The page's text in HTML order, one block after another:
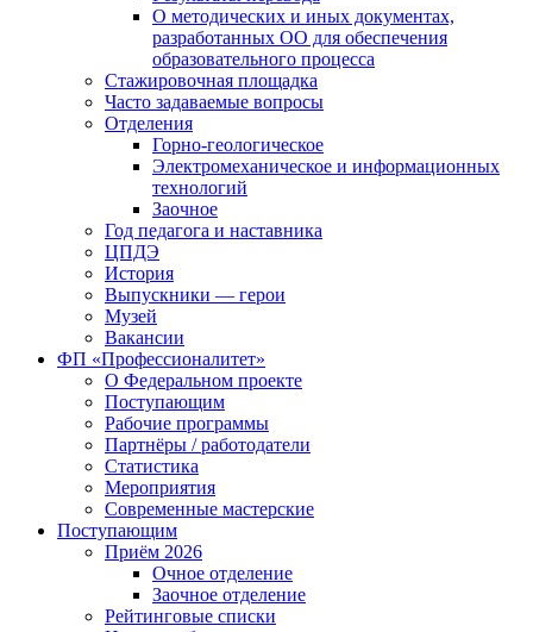
О методических и иных документах,
разработанных ОО для обеспечения
образовательного процесса
Стажировочная площадка
Часто задаваемые вопросы
Отделения
Горно-геологическое
Электромеханическое и информационных
технологий
Заочное
Год педагога и наставника
ЦПДЭ
История
Выпускники — герои
Музей
Вакансии
ФП «Профессионалитет»
О Федеральном проекте
Поступающим
Рабочие программы
Партнёры / работодатели
Статистика
Мероприятия
Современные мастерские
Поступающим
Приём 2026
Очное отделение
Заочное отделение
Рейтинговые списки